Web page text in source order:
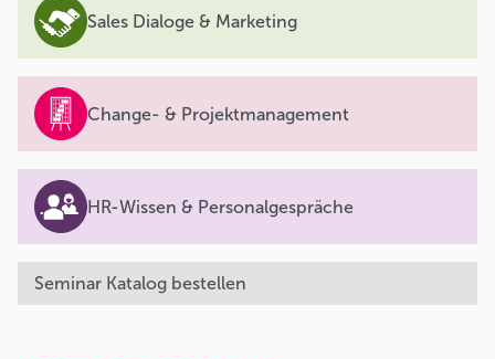
Sales Dialoge & Marketing
Change- & Projektmanagement
HR-Wissen & Personalgespräche
Seminar Katalog bestellen